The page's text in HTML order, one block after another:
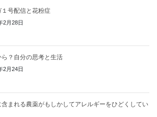
１号配信と花粉症
2月28日
ら？自分の思考と生活
2月24日
含まれる農薬がもしかしてアレルギーをひどくしてい